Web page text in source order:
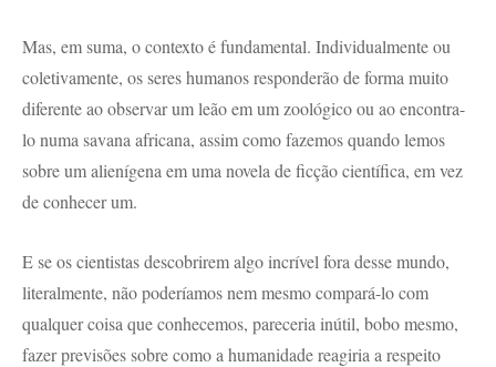
Mas, em suma, o contexto é fundamental. Individualmente ou
coletivamente, os seres humanos responderão de forma muito
diferente ao observar um leão em um zoológico ou ao encontra-
lo numa savana africana, assim como fazemos quando lemos
sobre um alienígena em uma novela de ficção científica, em vez
de conhecer um.
E se os cientistas descobrirem algo incrível fora desse mundo,
literalmente, não poderíamos nem mesmo compará-lo com
qualquer coisa que conhecemos, pareceria inútil, bobo mesmo,
fazer previsões sobre como a humanidade reagiria a respeito